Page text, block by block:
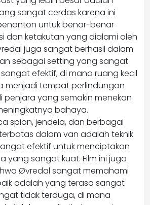
sangat cerdas karena ini
untuk benar-benar
dan ketakutan yang dialami oleh
juga sangat berhasil dalam
sebagai setting yang sangat
efektif, di mana ruang kecil
menjadi tempat perlindungan
penjara yang semakin menekan
bahaya.
spion, jendela, dan berbagai
dalam van adalah teknik
efektif untuk menciptakan
yang sangat kuat. Film ini juga
Øvredal sangat memahami
adalah yang terasa sangat
tidak terduga, di mana